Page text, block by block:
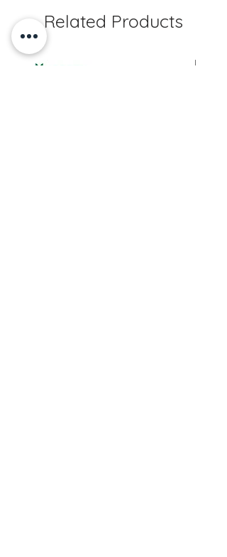
Related Products